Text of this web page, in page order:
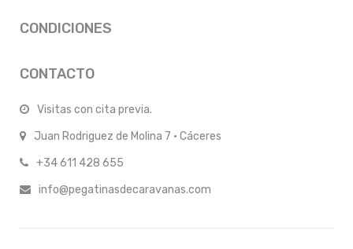
CONDICIONES
CONTACTO
Visitas con cita previa.
Juan Rodriguez de Molina 7 · Cáceres
+34 611 428 655
info@pegatinasdecaravanas.com